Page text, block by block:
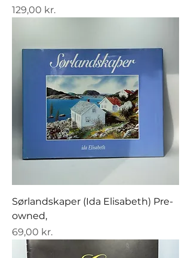
Pris
129,00 kr.
Sørlandskaper (Ida Elisabeth) Pre-
owned,
Pris
69,00 kr.